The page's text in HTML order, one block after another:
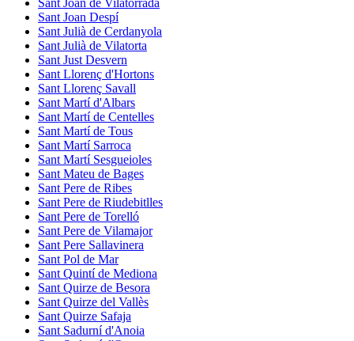
Sant Joan Despí
Sant Julià de Cerdanyola
Sant Julià de Vilatorta
Sant Just Desvern
Sant Llorenç d'Hortons
Sant Llorenç Savall
Sant Martí d'Albars
Sant Martí de Centelles
Sant Martí de Tous
Sant Martí Sarroca
Sant Martí Sesgueioles
Sant Mateu de Bages
Sant Pere de Ribes
Sant Pere de Riudebitlles
Sant Pere de Torelló
Sant Pere de Vilamajor
Sant Pere Sallavinera
Sant Pol de Mar
Sant Quintí de Mediona
Sant Quirze de Besora
Sant Quirze del Vallès
Sant Quirze Safaja
Sant Sadurní d'Anoia